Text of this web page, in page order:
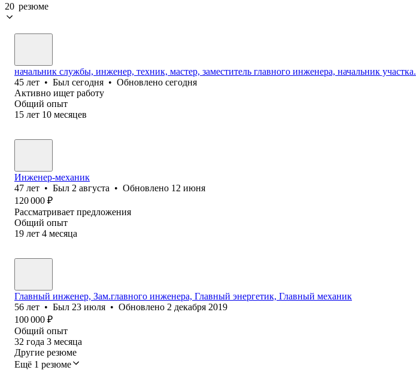
20 резюме
начальник службы, инженер, техник, мастер, заместитель главного инженера, начальник участка.
45 лет • Был сегодня • Обновлено сегодня
Активно ищет работу
Общий опыт
15 лет 10 месяцев
Инженер-механик
47 лет • Был 2 августа • Обновлено 12 июня
120 000 ₽
Рассматривает предложения
Общий опыт
19 лет 4 месяца
Главный инженер, Зам.главного инженера, Главный энергетик, Главный механик
56 лет • Был 23 июля • Обновлено 2 декабря 2019
100 000 ₽
Общий опыт
32 года 3 месяца
Другие резюме
Ещё 1 резюме